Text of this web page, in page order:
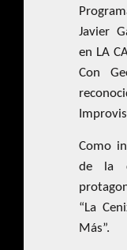
Javier
en LA
Con
Como
de la
“La
Más”.